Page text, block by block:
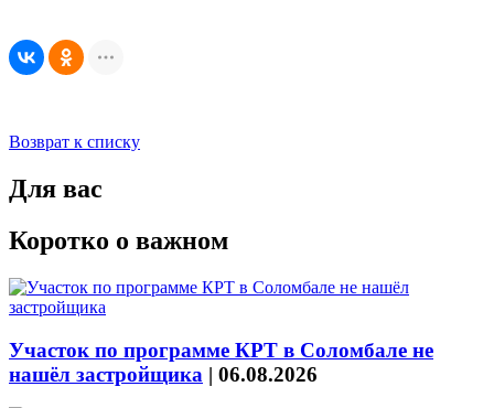
Возврат к списку
Для вас
Коротко о важном
Участок по программе КРТ в Соломбале не
нашёл застройщика | 06.08.2026